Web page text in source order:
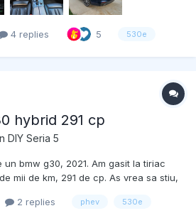
4 replies 5 530e
hybrid 291 cp
DIY Seria 5
bmw g30, 2021. Am gasit la tiriac
mii de km, 291 de cp. As vrea sa stiu,
Si aici va puteti da cu parerea.
2 replies phev 530e